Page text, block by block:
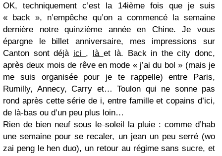
OK, techniquement c’est la 14ième fois que je suis
« back », n’empêche qu’on a commencé la semaine
dernière notre quinzième année en Chine. Je vous
épargne le billet anniversaire, mes impressions sur
Canton sont déjà ici , là et là. Back in the city donc,
après deux mois de rêve en mode « j’ai du bol » (mais je
me suis organisée pour je te rappelle) entre Paris,
Rumilly, Annecy, Carry et… Toulon qui ne sonne pas
rond après cette série de i, entre famille et copains d’ici,
de là-bas ou d’un peu plus loin…
Rien de bien neuf sous le soleil la pluie : comme d’hab
une semaine pour se recaler, un jean un peu serré (wo
zai peng le hen duo), un retour au régime sans sucre, et